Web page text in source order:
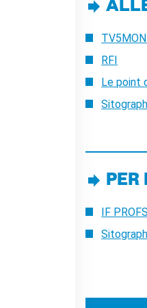
La Notte
FRANCESE
RFI
Le point
PER
IF